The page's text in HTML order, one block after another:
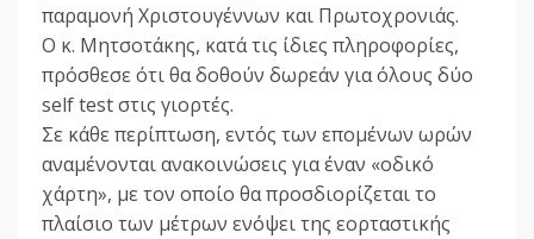
παραμονή Χριστουγέννων και Πρωτοχρονιάς.
Ο κ. Μητσοτάκης, κατά τις ίδιες πληροφορίες,
πρόσθεσε ότι θα δοθούν δωρεάν για όλους δύο
self test στις γιορτές.
Σε κάθε περίπτωση, εντός των επομένων ωρών
αναμένονται ανακοινώσεις για έναν «οδικό
χάρτη», με τον οποίο θα προσδιορίζεται το
πλαίσιο των μέτρων ενόψει της εορταστικής